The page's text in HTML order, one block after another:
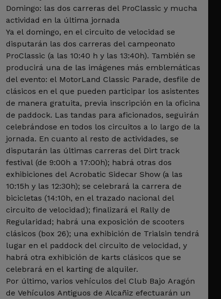
Domingo: las dos carreras del ProClassic y mucha
actividad en la última jornada
Ya el domingo, en el circuito de velocidad se
disputarán las dos carreras del campeonato
ProClassic (a las 10:40 h y las 13:40h). También se
producirá una de las imágenes más emblemáticas
del evento: el MotorLand Classic Parade, desfile de
clásicos en el que pueden participar los asistentes
de manera gratuita, previa inscripción en la oficina
de paddock. Las tandas para aficionados, seguirán
celebrándose en todos los circuitos a lo largo de la
jornada. En cuanto al resto de actividades, se
disputarán las últimas carreras del Dirt track
festival (de 9:00h a 17:00h); habrá otras dos
exhibiciones del Acrobatic Sidecar Show (a las
10:15h y las 12:30h); se celebrará la carrera de
bicicletas (14:10h, en el trazado nacional del
circuito de velocidad); finalizará el Rally de
Regularidad; habrá una exposición de scooters
clásicos (box 26); una exhibición de Trialsin tendrá
lugar en el paddock del circuito de velocidad, y
habrá otra exhibición de karts clásicos que se
celebrará en el karting de alquiler.
Por último, varios vehículos del Club Bajo Aragón
de Vehículos Antiguos de Alcañiz efectuarán un